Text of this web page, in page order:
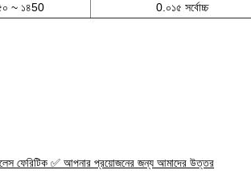
~ ১৪50 0.০১৫ সর্বোচ্চ
ফেরিটিক ✅ আপনার প্রয়োজনের জন্য আমাদের উত্তর